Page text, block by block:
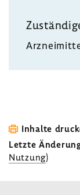
Inhalte
Letzte
Nutzung)